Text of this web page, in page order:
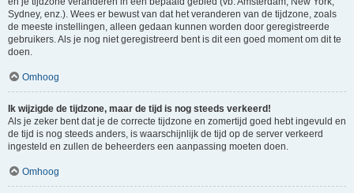
Sydney, enz.). Wees er bewust van dat het veranderen van de tijdzone, zoals
de meeste instellingen, alleen gedaan kunnen worden door geregistreerde
gebruikers. Als je nog niet geregistreerd bent is dit een goed moment om dit te
doen.
Omhoog
Ik wijzigde de tijdzone, maar de tijd is nog steeds verkeerd!
Als je zeker bent dat je de correcte tijdzone en zomertijd goed hebt ingevuld en
de tijd is nog steeds anders, is waarschijnlijk de tijd op de server verkeerd
ingesteld en zullen de beheerders een aanpassing moeten doen.
Omhoog